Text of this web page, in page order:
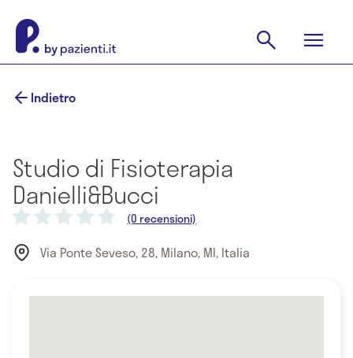
Indietro
Studio di Fisioterapia
Danielli&Bucci
(0 recensioni)
Via Ponte Seveso, 28, Milano, MI, Italia